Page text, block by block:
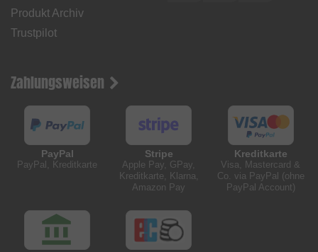
Produkt Archiv
Trustpilot
Zahlungsweisen
PayPal
PayPal, Kreditkarte
Stripe
Apple Pay, GPay,
Kreditkarte, Klarna,
Amazon Pay
Kreditkarte
Visa, Mastercard &
Co. via PayPal (ohne
PayPal Account)